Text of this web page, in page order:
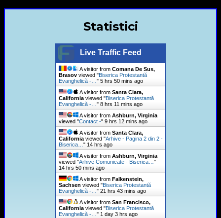
Statistici
Live Traffic Feed
A visitor from Comana De Sus,
Brasovviewed "Biserica Protestantă
Evanghelică -… " 5 hrs 50 mins ago
A visitor from Santa Clara,
Californiaviewed "Biserica Protestantă
Evanghelică -… " 8 hrs 11 mins ago
A visitor from Ashburn, Virginia
viewed "Contact -" 9 hrs 12 mins ago
A visitor from Santa Clara,
Californiaviewed "Arhive - Pagina 2 din 2 -
Biserica… " 14 hrs ago
A visitor from Ashburn, Virginia
viewed "Arhive Comunicate - Biserica… "
14 hrs 50 mins ago
A visitor from Falkenstein,
Sachsen viewed "Biserica Protestantă
Evanghelică -… " 21 hrs 43 mins ago
A visitor from San Francisco,
Californiaviewed "Biserica Protestantă
Evanghelică -… " 1 day 3 hrs ago